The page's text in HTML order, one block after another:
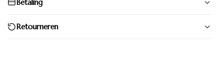
Betaling
Retourneren